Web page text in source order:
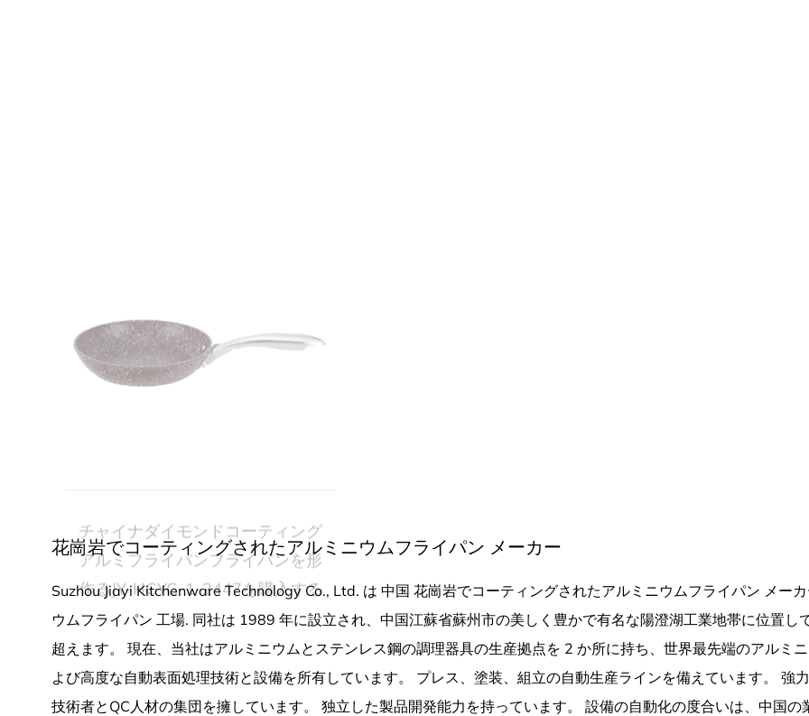
アルミフライパンフライパンを形
作るJY-HGYG-1-2447を購入する
花崗岩でコーティングされたアルミニウムフライパン メーカー
Suzhou Jiayi Kitchenware Technology Co., Ltd. は 中国 花崗岩でコーティングされたアルミニウムフライパン メー
ウムフライパン 工場. 同社は 1989 年に設立され、中国江蘇省蘇州市の美しく豊かで有名な陽澄湖工業地帯に位置
超えます。 現在、当社はアルミニウムとステンレス鋼の調理器具の生産拠点を 2 か所に持ち、世界最先端のアルミ
よび高度な自動表面処理技術と設備を所有しています。 プレス、塗装、組立の自動生産ラインを備えています。 強
技術者とQC人材の集団を擁しています。 独立した製品開発能力を持っています。 設備の自動化の度合いは、中国